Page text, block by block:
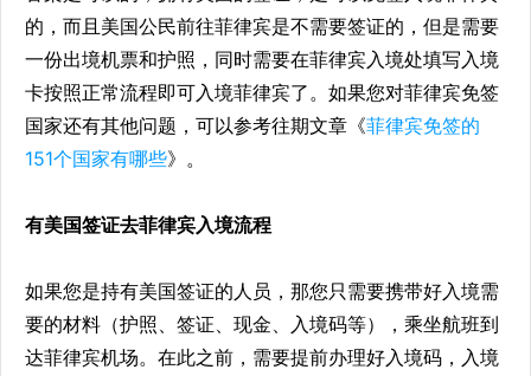
的，而且美国公民前往菲律宾是不需要签证的，但是需要
一份出境机票和护照，同时需要在菲律宾入境处填写入境
卡按照正常流程即可入境菲律宾了。如果您对菲律宾免签
国家还有其他问题，可以参考往期文章《菲律宾免签的
151个国家有哪些》。
有美国签证去菲律宾入境流程
如果您是持有美国签证的人员，那您只需要携带好入境需
要的材料（护照、签证、现金、入境码等），乘坐航班到
达菲律宾机场。在此之前，需要提前办理好入境码，入境